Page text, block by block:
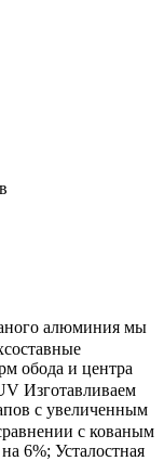
алюминия мы
обода и центра
Изготавливаем
с увеличенным
с кованым
6%; Усталостная